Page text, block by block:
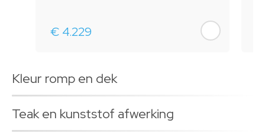
€ 4.229
Kleur romp en dek
Teak en kunststof afwerking